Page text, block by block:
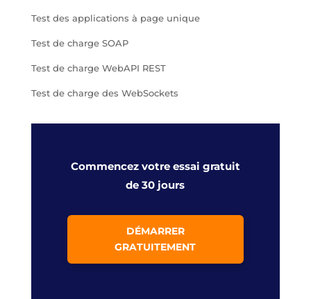
Test des applications à page unique
Test de charge SOAP
Test de charge WebAPI REST
Test de charge des WebSockets
Commencez votre essai gratuit
de 30 jours
DÉMARRER
GRATUITEMENT